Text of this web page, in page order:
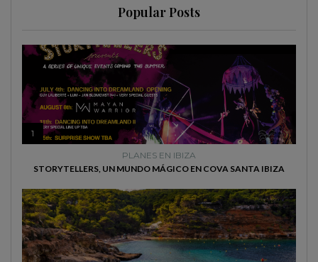
Popular Posts
1
PLANES EN IBIZA
STORYTELLERS, UN MUNDO MÁGICO EN COVA SANTA IBIZA